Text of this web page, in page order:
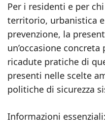
Per i residenti e per
territorio, urbanistica
prevenzione, la
un’occasione
ricadute pratiche di
presenti nelle scelte
politiche di sicurezza
Informazioni essenziali: